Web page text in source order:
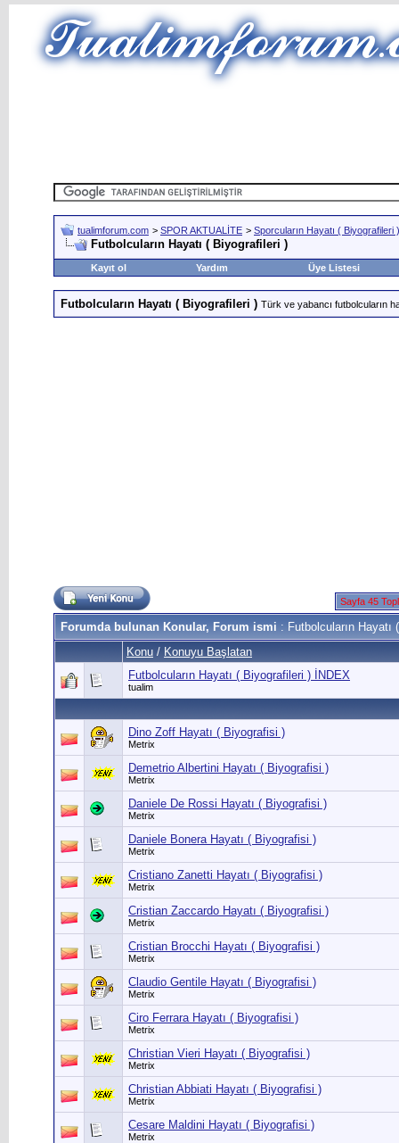
tualimforum.com > SPOR AKTUALİTE > Sporcuların Hayatı ( Biyografileri )
Futbolcuların Hayatı ( Biyografileri )
Kayıt ol Yardım Üye Listesi
Futbolcuların Hayatı ( Biyografileri ) Türk ve yabancı futbolcuların
Sayfa 45
Forumda bulunan Konular, Forum ismi : Futbolcuların Hayatı
Konu / Konuyu Başlatan
Futbolcuların Hayatı ( Biyografileri ) İNDEX
tualim
Dino Zoff Hayatı ( Biyografisi )
Metrix
Demetrio Albertini Hayatı ( Biyografisi )
Metrix
Daniele De Rossi Hayatı ( Biyografisi )
Metrix
Daniele Bonera Hayatı ( Biyografisi )
Metrix
Cristiano Zanetti Hayatı ( Biyografisi )
Metrix
Cristian Zaccardo Hayatı ( Biyografisi )
Metrix
Cristian Brocchi Hayatı ( Biyografisi )
Metrix
Claudio Gentile Hayatı ( Biyografisi )
Metrix
Ciro Ferrara Hayatı ( Biyografisi )
Metrix
Christian Vieri Hayatı ( Biyografisi )
Metrix
Christian Abbiati Hayatı ( Biyografisi )
Metrix
Cesare Maldini Hayatı ( Biyografisi )
Metrix